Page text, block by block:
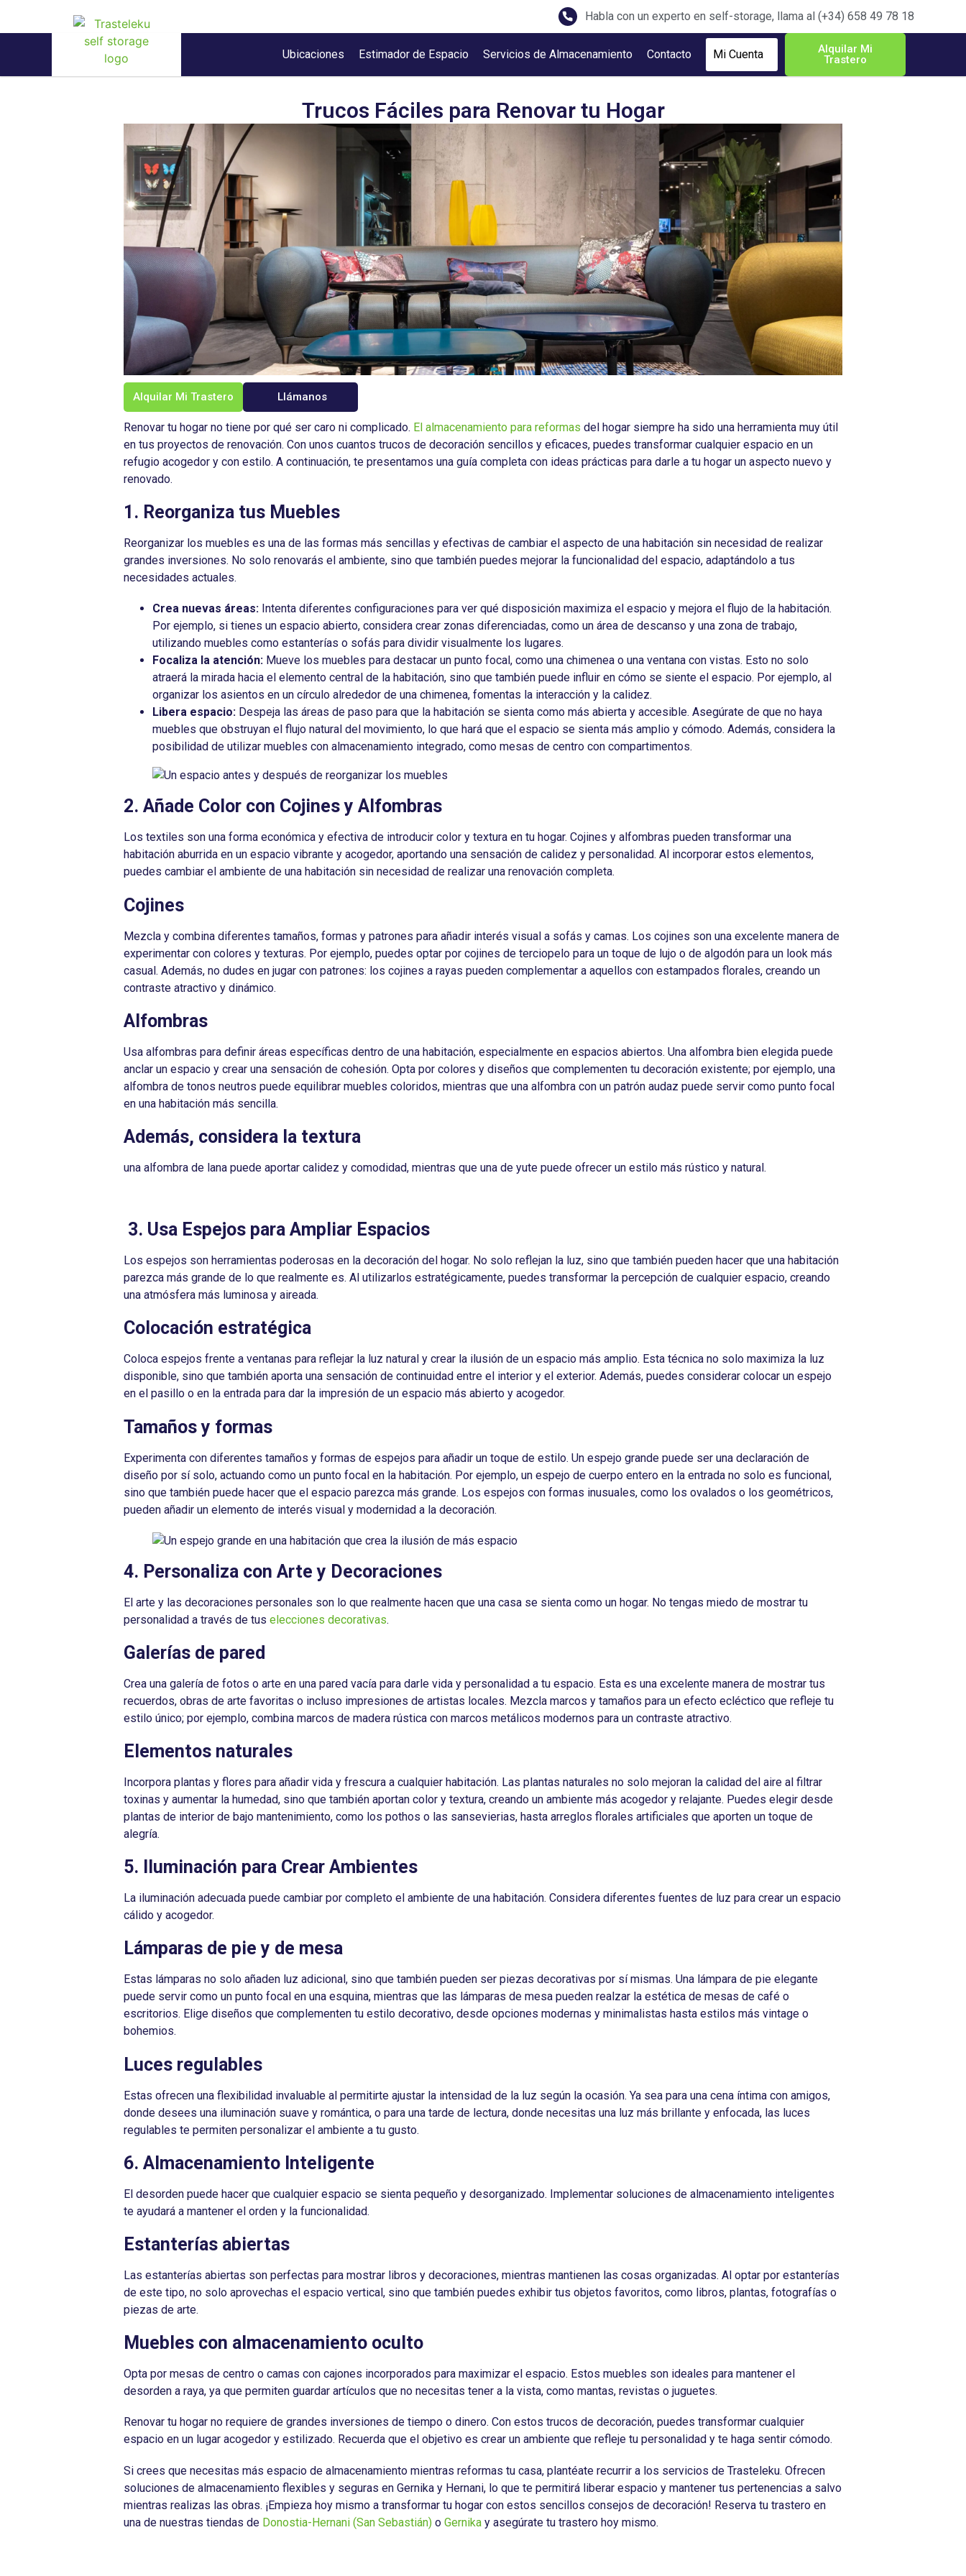
Habla con un experto en self-storage, llama al (+34) 658 49 78 18
Ubicaciones Estimador de Espacio Servicios de Almacenamiento Contacto Mi Cuenta
Alquilar Mi
Trastero
Trucos Fáciles para Renovar tu Hogar
Alquilar Mi Trastero Llámanos
Renovar tu hogar no tiene por qué ser caro ni complicado. El almacenamiento para reformas del hogar siempre ha sido una herramienta muy útil
en tus proyectos de renovación. Con unos cuantos trucos de decoración sencillos y eficaces, puedes transformar cualquier espacio en un
refugio acogedor y con estilo. A continuación, te presentamos una guía completa con ideas prácticas para darle a tu hogar un aspecto nuevo y
renovado.
1. Reorganiza tus Muebles
Reorganizar los muebles es una de las formas más sencillas y efectivas de cambiar el aspecto de una habitación sin necesidad de realizar
grandes inversiones. No solo renovarás el ambiente, sino que también puedes mejorar la funcionalidad del espacio, adaptándolo a tus
necesidades actuales.
Crea nuevas áreas: Intenta diferentes configuraciones para ver qué disposición maximiza el espacio y mejora el flujo de la habitación.
Por ejemplo, si tienes un espacio abierto, considera crear zonas diferenciadas, como un área de descanso y una zona de trabajo,
utilizando muebles como estanterías o sofás para dividir visualmente los lugares.
Focaliza la atención: Mueve los muebles para destacar un punto focal, como una chimenea o una ventana con vistas. Esto no solo
atraerá la mirada hacia el elemento central de la habitación, sino que también puede influir en cómo se siente el espacio. Por ejemplo, al
organizar los asientos en un círculo alrededor de una chimenea, fomentas la interacción y la calidez.
Libera espacio: Despeja las áreas de paso para que la habitación se sienta como más abierta y accesible. Asegúrate de que no haya
muebles que obstruyan el flujo natural del movimiento, lo que hará que el espacio se sienta más amplio y cómodo. Además, considera la
posibilidad de utilizar muebles con almacenamiento integrado, como mesas de centro con compartimentos.
2. Añade Color con Cojines y Alfombras
Los textiles son una forma económica y efectiva de introducir color y textura en tu hogar. Cojines y alfombras pueden transformar una
habitación aburrida en un espacio vibrante y acogedor, aportando una sensación de calidez y personalidad. Al incorporar estos elementos,
puedes cambiar el ambiente de una habitación sin necesidad de realizar una renovación completa.
Cojines
Mezcla y combina diferentes tamaños, formas y patrones para añadir interés visual a sofás y camas. Los cojines son una excelente manera de
experimentar con colores y texturas. Por ejemplo, puedes optar por cojines de terciopelo para un toque de lujo o de algodón para un look más
casual. Además, no dudes en jugar con patrones: los cojines a rayas pueden complementar a aquellos con estampados florales, creando un
contraste atractivo y dinámico.
Alfombras
Usa alfombras para definir áreas específicas dentro de una habitación, especialmente en espacios abiertos. Una alfombra bien elegida puede
anclar un espacio y crear una sensación de cohesión. Opta por colores y diseños que complementen tu decoración existente; por ejemplo, una
alfombra de tonos neutros puede equilibrar muebles coloridos, mientras que una alfombra con un patrón audaz puede servir como punto focal
en una habitación más sencilla.
Además, considera la textura
una alfombra de lana puede aportar calidez y comodidad, mientras que una de yute puede ofrecer un estilo más rústico y natural.
3. Usa Espejos para Ampliar Espacios
Los espejos son herramientas poderosas en la decoración del hogar. No solo reflejan la luz, sino que también pueden hacer que una habitación
parezca más grande de lo que realmente es. Al utilizarlos estratégicamente, puedes transformar la percepción de cualquier espacio, creando
una atmósfera más luminosa y aireada.
Colocación estratégica
Coloca espejos frente a ventanas para reflejar la luz natural y crear la ilusión de un espacio más amplio. Esta técnica no solo maximiza la luz
disponible, sino que también aporta una sensación de continuidad entre el interior y el exterior. Además, puedes considerar colocar un espejo
en el pasillo o en la entrada para dar la impresión de un espacio más abierto y acogedor.
Tamaños y formas
Experimenta con diferentes tamaños y formas de espejos para añadir un toque de estilo. Un espejo grande puede ser una declaración de
diseño por sí solo, actuando como un punto focal en la habitación. Por ejemplo, un espejo de cuerpo entero en la entrada no solo es funcional,
sino que también puede hacer que el espacio parezca más grande. Los espejos con formas inusuales, como los ovalados o los geométricos,
pueden añadir un elemento de interés visual y modernidad a la decoración.
4. Personaliza con Arte y Decoraciones
El arte y las decoraciones personales son lo que realmente hacen que una casa se sienta como un hogar. No tengas miedo de mostrar tu
personalidad a través de tus elecciones decorativas.
Galerías de pared
Crea una galería de fotos o arte en una pared vacía para darle vida y personalidad a tu espacio. Esta es una excelente manera de mostrar tus
recuerdos, obras de arte favoritas o incluso impresiones de artistas locales. Mezcla marcos y tamaños para un efecto ecléctico que refleje tu
estilo único; por ejemplo, combina marcos de madera rústica con marcos metálicos modernos para un contraste atractivo.
Elementos naturales
Incorpora plantas y flores para añadir vida y frescura a cualquier habitación. Las plantas naturales no solo mejoran la calidad del aire al filtrar
toxinas y aumentar la humedad, sino que también aportan color y textura, creando un ambiente más acogedor y relajante. Puedes elegir desde
plantas de interior de bajo mantenimiento, como los pothos o las sansevierias, hasta arreglos florales artificiales que aporten un toque de
alegría.
5. Iluminación para Crear Ambientes
La iluminación adecuada puede cambiar por completo el ambiente de una habitación. Considera diferentes fuentes de luz para crear un espacio
cálido y acogedor.
Lámparas de pie y de mesa
Estas lámparas no solo añaden luz adicional, sino que también pueden ser piezas decorativas por sí mismas. Una lámpara de pie elegante
puede servir como un punto focal en una esquina, mientras que las lámparas de mesa pueden realzar la estética de mesas de café o
escritorios. Elige diseños que complementen tu estilo decorativo, desde opciones modernas y minimalistas hasta estilos más vintage o
bohemios.
Luces regulables
Estas ofrecen una flexibilidad invaluable al permitirte ajustar la intensidad de la luz según la ocasión. Ya sea para una cena íntima con amigos,
donde desees una iluminación suave y romántica, o para una tarde de lectura, donde necesitas una luz más brillante y enfocada, las luces
regulables te permiten personalizar el ambiente a tu gusto.
6. Almacenamiento Inteligente
El desorden puede hacer que cualquier espacio se sienta pequeño y desorganizado. Implementar soluciones de almacenamiento inteligentes
te ayudará a mantener el orden y la funcionalidad.
Estanterías abiertas
Las estanterías abiertas son perfectas para mostrar libros y decoraciones, mientras mantienen las cosas organizadas. Al optar por estanterías
de este tipo, no solo aprovechas el espacio vertical, sino que también puedes exhibir tus objetos favoritos, como libros, plantas, fotografías o
piezas de arte.
Muebles con almacenamiento oculto
Opta por mesas de centro o camas con cajones incorporados para maximizar el espacio. Estos muebles son ideales para mantener el
desorden a raya, ya que permiten guardar artículos que no necesitas tener a la vista, como mantas, revistas o juguetes.
Renovar tu hogar no requiere de grandes inversiones de tiempo o dinero. Con estos trucos de decoración, puedes transformar cualquier
espacio en un lugar acogedor y estilizado. Recuerda que el objetivo es crear un ambiente que refleje tu personalidad y te haga sentir cómodo.
Si crees que necesitas más espacio de almacenamiento mientras reformas tu casa, plantéate recurrir a los servicios de Trasteleku. Ofrecen
soluciones de almacenamiento flexibles y seguras en Gernika y Hernani, lo que te permitirá liberar espacio y mantener tus pertenencias a salvo
mientras realizas las obras. ¡Empieza hoy mismo a transformar tu hogar con estos sencillos consejos de decoración! Reserva tu trastero en
una de nuestras tiendas de Donostia-Hernani (San Sebastián) o Gernika y asegúrate tu trastero hoy mismo.